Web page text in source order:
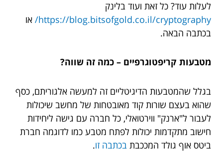
לעלות עוד? כל זאת ועוד בלינק
https://blog.bitsofgold.co.il/cryptography/ או
בכתבה הבאה.
מטבעות קריפטוגרפיים – כמה זה שווה?
בגלל שהמטבעות הדיגיטליים זה למעשה אלגוריתם, כסף
שהוא בעצם שורות קוד מאובטחות של מחשב שיכולות
לעבור ל"ארנק" ווירטואלי, כל חברה עם גישה ליחידות
חישוב מתקדמות יכולות לפתח מטבע כמו לדוגמה חברת
ביטס אוף גולד המככבת בכתבה זו.